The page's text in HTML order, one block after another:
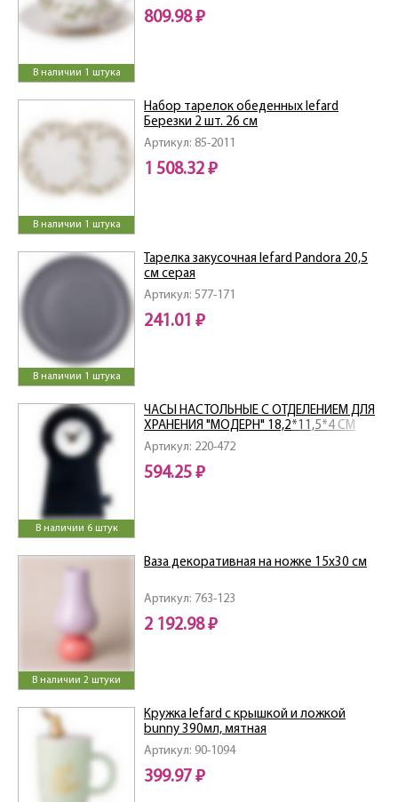
В наличии 1 штука
809.98 ₽
В наличии 1 штука
Артикул: 85-2011
Набор тарелок обеденных lefard
Березки 2 шт. 26 см
1 508.32 ₽
В наличии 1 штука
Артикул: 577-171
Тарелка закусочная lefard Pandora 20,5
см серая
241.01 ₽
В наличии 6 штук
Артикул: 220-472
ЧАСЫ НАСТОЛЬНЫЕ С ОТДЕЛЕНИЕМ ДЛЯ
ХРАНЕНИЯ "МОДЕРН" 18,2*11,5*4 СМ
594.25 ₽
В наличии 2 штуки
Артикул: 763-123
Ваза декоративная на ножке 15х30 см
2 192.98 ₽
Артикул: 90-1094
Кружка lefard с крышкой и ложкой
bunny 390мл, мятная
399.97 ₽